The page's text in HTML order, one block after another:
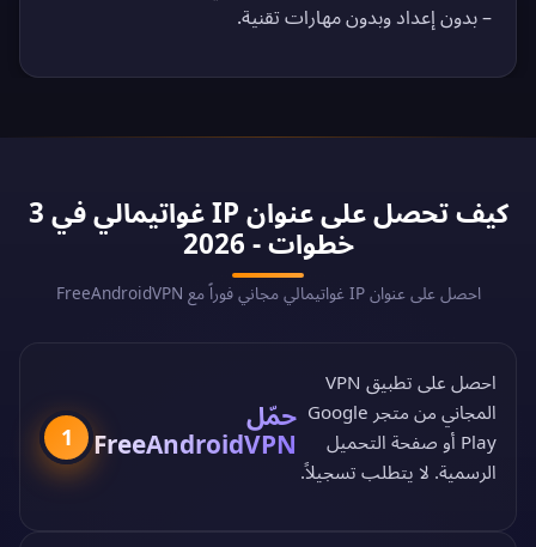
– بدون إعداد وبدون مهارات تقنية.
كيف تحصل على عنوان IP غواتيمالي في 3
خطوات - 2026
احصل على عنوان IP غواتيمالي مجاني فوراً مع FreeAndroidVPN
1
حمّل
FreeAndroidVPN
احصل على تطبيق VPN
المجاني من
متجر Google
Play أو صفحة التحميل
الرسمية. لا يتطلب تسجيلاً.